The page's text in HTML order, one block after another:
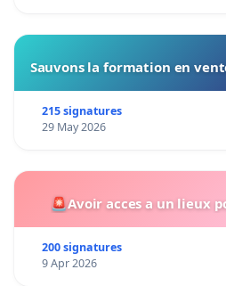
Sauvons la formation en
215 signatures
29 May 2026
🚨Avoir acces a un lieux
200 signatures
9 Apr 2026